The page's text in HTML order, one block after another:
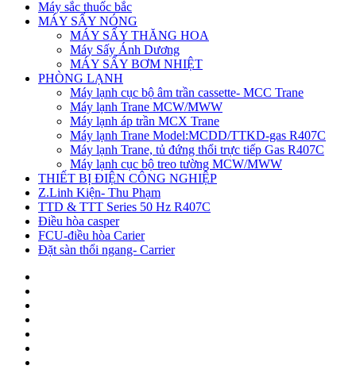
Máy sắc thuốc bắc
MÁY SẤY NÓNG
MÁY SẤY THĂNG HOA
Máy Sấy Ánh Dương
MÁY SẤY BƠM NHIỆT
PHÒNG LẠNH
Máy lạnh cục bộ âm trần cassette- MCC Trane
Máy lạnh Trane MCW/MWW
Máy lạnh áp trần MCX Trane
Máy lạnh Trane Model:MCDD/TTKD-gas R407C
Máy lạnh Trane, tủ đứng thổi trực tiếp Gas R407C
Máy lạnh cục bộ treo tường MCW/MWW
THIẾT BỊ ĐIỆN CÔNG NGHIỆP
Z.Linh Kiện- Thu Phạm
TTD & TTT Series 50 Hz R407C
Điều hòa casper
FCU-điều hòa Carier
Đặt sàn thổi ngang- Carrier